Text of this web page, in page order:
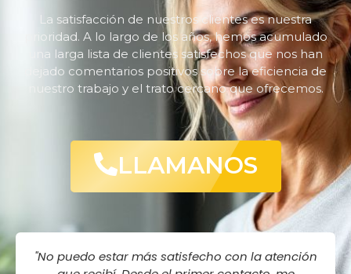
La satisfacción de nuestros clientes es nuestra
prioridad. A lo largo de los años, hemos acumulado
una larga lista de clientes satisfechos que nos han
dejado comentarios positivos sobre la eficiencia de
nuestro trabajo y el trato cercano que ofrecemos.
LLAMANOS
"No puedo estar más satisfecho con la atención